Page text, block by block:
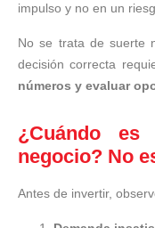
impulso y no en un
No se trata de suerte
decisión correcta
números y evaluar
¿Cuándo
negocio? No
Antes de invertir,